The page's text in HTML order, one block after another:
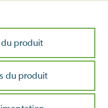
produit
du produit